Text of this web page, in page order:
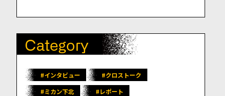
Category
#インタビュー
#クロストーク
#ミカン下北
#レポート